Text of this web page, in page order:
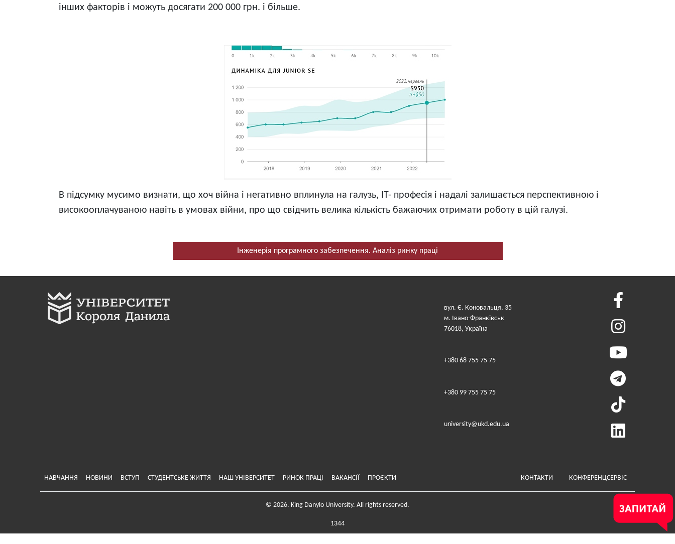
інших факторів і можуть досягати 200 000 грн. і більше.
В підсумку мусимо визнати, що хоч війна і негативно вплинула на галузь, ІТ- професія і надалі залишається перспективною і
високооплачуваною навіть в умовах війни, про що свідчить велика кількість бажаючих отримати роботу в цій галузі.
Інженерія програмного забезпечення. Аналіз ринку праці
вул. Є. Коновальця, 35
м. Івано-Франківськ
76018, Україна
+380 68 755 75 75
+380 99 755 75 75
university@ukd.edu.ua
Меню у хедері
НАВЧАННЯ НОВИНИ ВСТУП СТУДЕНТСЬКЕ ЖИТТЯ НАШ УНІВЕРСИТЕТ РИНОК ПРАЦІ ВАКАНСІЇ ПРОЄКТИ Меню у футері
КОНТАКТИ КОНФЕРЕНЦСЕРВІС
© 2026. King Danylo University. All rights reserved.
1344